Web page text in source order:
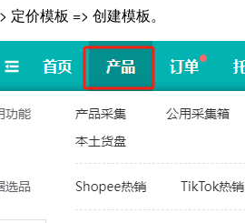
价模板 => 创建模板。